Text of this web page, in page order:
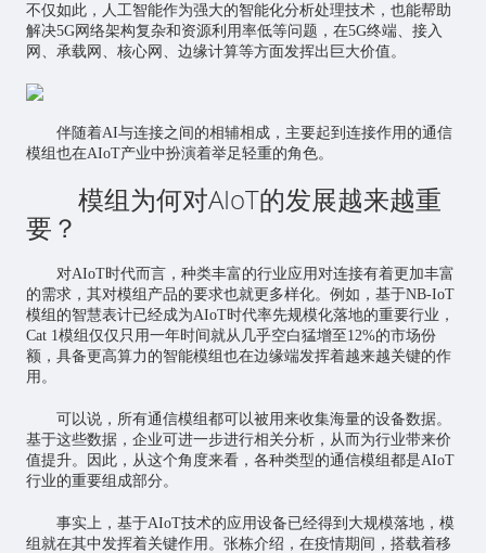
不仅如此，人工智能作为强大的智能化分析处理技术，也能帮助
解决5G网络架构复杂和资源利用率低等问题，在5G终端、接入
网、承载网、核心网、边缘计算等方面发挥出巨大价值。
伴随着AI与连接之间的相辅相成，主要起到连接作用的通信
模组也在AIoT产业中扮演着举足轻重的角色。
模组为何对AIoT的发展越来越重
要？
对AIoT时代而言，种类丰富的行业应用对连接有着更加丰富
的需求，其对模组产品的要求也就更多样化。例如，基于NB-IoT
模组的智慧表计已经成为AIoT时代率先规模化落地的重要行业，
Cat 1模组仅仅只用一年时间就从几乎空白猛增至12%的市场份
额，具备更高算力的智能模组也在边缘端发挥着越来越关键的作
用。
可以说，所有通信模组都可以被用来收集海量的设备数据。
基于这些数据，企业可进一步进行相关分析，从而为行业带来价
值提升。因此，从这个角度来看，各种类型的通信模组都是AIoT
行业的重要组成部分。
事实上，基于AIoT技术的应用设备已经得到大规模落地，模
组就在其中发挥着关键作用。张栋介绍，在疫情期间，搭载着移